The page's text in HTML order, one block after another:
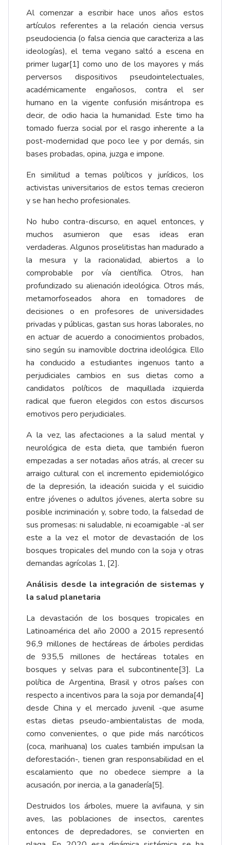
Al comenzar a escribir hace unos años estos
artículos referentes a la relación ciencia versus
pseudociencia (o falsa ciencia que caracteriza a las
ideologías), el tema vegano saltó a escena en
primer lugar[1] como uno de los mayores y más
perversos dispositivos pseudointelectuales,
académicamente engañosos, contra el ser
humano en la vigente confusión misántropa es
decir, de odio hacia la humanidad. Este timo ha
tomado fuerza social por el rasgo inherente a la
post-modernidad que poco lee y por demás, sin
bases probadas, opina, juzga e impone.
En similitud a temas políticos y jurídicos, los
activistas universitarios de estos temas crecieron
y se han hecho profesionales.
No hubo contra-discurso, en aquel entonces, y
muchos asumieron que esas ideas eran
verdaderas. Algunos proselitistas han madurado a
la mesura y la racionalidad, abiertos a lo
comprobable por vía científica. Otros, han
profundizado su alienación ideológica. Otros más,
metamorfoseados ahora en tomadores de
decisiones o en profesores de universidades
privadas y públicas, gastan sus horas laborales, no
en actuar de acuerdo a conocimientos probados,
sino según su inamovible doctrina ideológica. Ello
ha conducido a estudiantes ingenuos tanto a
perjudiciales cambios en sus dietas como a
candidatos políticos de maquillada izquierda
radical que fueron elegidos con estos discursos
emotivos pero perjudiciales.
A la vez, las afectaciones a la salud mental y
neurológica de esta dieta, que también fueron
empezadas a ser notadas años atrás, al crecer su
arraigo cultural con el incremento epidemiológico
de la depresión, la ideación suicida y el suicidio
entre jóvenes o adultos jóvenes, alerta sobre su
posible incriminación y, sobre todo, la falsedad de
sus promesas: ni saludable, ni ecoamigable -al ser
este a la vez el motor de devastación de los
bosques tropicales del mundo con la soja y otras
demandas agrícolas 1, [2].
Análisis desde la integración de sistemas y
la salud planetaria
La devastación de los bosques tropicales en
Latinoamérica del año 2000 a 2015 representó
96,9 millones de hectáreas de árboles perdidas
de 935,5 millones de hectáreas totales en
bosques y selvas para el subcontinente[3]. La
política de Argentina, Brasil y otros países con
respecto a incentivos para la soja por demanda[4]
desde China y el mercado juvenil -que asume
estas dietas pseudo-ambientalistas de moda,
como convenientes, o que pide más narcóticos
(coca, marihuana) los cuales también impulsan la
deforestación-, tienen gran responsabilidad en el
escalamiento que no obedece siempre a la
acusación, por inercia, a la ganadería[5].
Destruidos los árboles, muere la avifauna, y sin
aves, las poblaciones de insectos, carentes
entonces de depredadores, se convierten en